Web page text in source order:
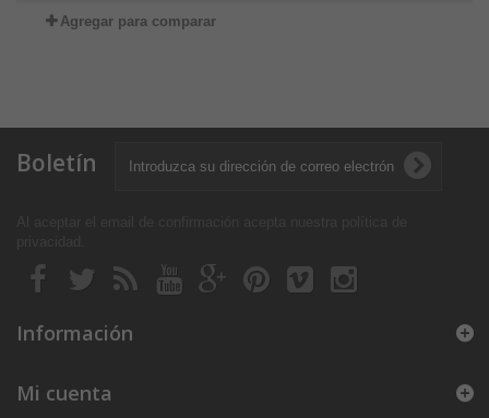
Agregar para comparar
Boletín
Información
Mi cuenta